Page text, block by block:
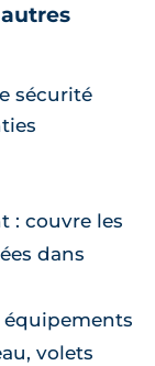
sécurité
: couvre les
dans
équipements
volets